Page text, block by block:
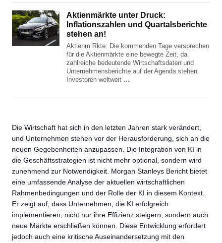
Aktienmärkte unter Druck:
Inflationszahlen und Quartalsberichte
stehen an!
Aktienm Rkte: Die kommenden Tage versprechen
für die Aktienmärkte eine bewegte Zeit, da
zahlreiche bedeutende Wirtschaftsdaten und
Unternehmensberichte auf der Agenda stehen.
Investoren weltweit …
Die Wirtschaft hat sich in den letzten Jahren stark verändert,
und Unternehmen stehen vor der Herausforderung, sich an die
neuen Gegebenheiten anzupassen. Die Integration von KI in
die Geschäftsstrategien ist nicht mehr optional, sondern wird
zunehmend zur Notwendigkeit. Morgan Stanleys Bericht bietet
eine umfassende Analyse der aktuellen wirtschaftlichen
Rahmenbedingungen und der Rolle der KI in diesem Kontext.
Er zeigt auf, dass Unternehmen, die KI erfolgreich
implementieren, nicht nur ihre Effizienz steigern, sondern auch
neue Märkte erschließen können. Diese Entwicklung erfordert
jedoch auch eine kritische Auseinandersetzung mit den